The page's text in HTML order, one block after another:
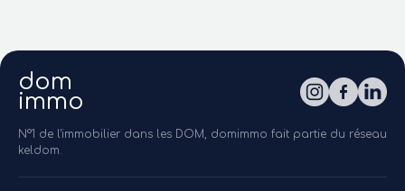
dom
immo
N°1 de l'immobilier dans les DOM, domimmo fait partie du réseau
keldom.